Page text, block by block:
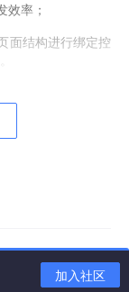
效率；
面结构进行绑定控
户操作流程中，用
任务中返回继续处
提升。
同推动鸿蒙生态中
加入社区